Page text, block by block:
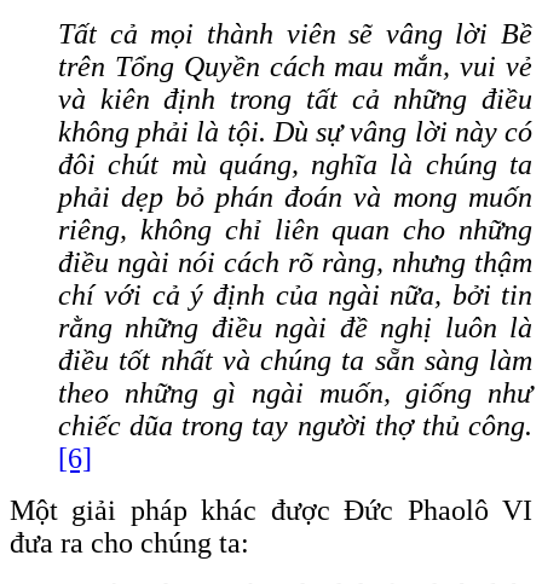
Tất cả mọi thành viên sẽ vâng lời Bề
trên Tổng Quyền cách mau mắn, vui vẻ
và kiên định trong tất cả những điều
không phải là tội. Dù sự vâng lời này có
đôi chút mù quáng, nghĩa là chúng ta
phải dẹp bỏ phán đoán và mong muốn
riêng, không chỉ liên quan cho những
điều ngài nói cách rõ ràng, nhưng thậm
chí với cả ý định của ngài nữa, bởi tin
rằng những điều ngài đề nghị luôn là
điều tốt nhất và chúng ta sẵn sàng làm
theo những gì ngài muốn, giống như
chiếc dũa trong tay người thợ thủ công.
[6]
Một giải pháp khác được Đức Phaolô VI
đưa ra cho chúng ta: